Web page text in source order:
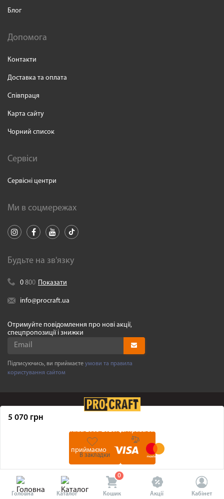
5 070 грн
В закладки
Блог
Допомога
Контакти
Доставка та оплата
Співпраця
Карта сайту
Чорний список
Сервіси
Сервісні центри
Ми в соцмережах
Будьте на зв'язку
0 800 Показати
info@procraft.ua
Отримуйте повідомлення про нові акції,
спецпропозиції і знижки
Підписуючись, ви приймаєте умови та правила
користування сайтом
Procraft.ua2005-2026. Усі права захищенні
Ми приймаємо
Головна Каталог
0
Кошик Акції Кабінет